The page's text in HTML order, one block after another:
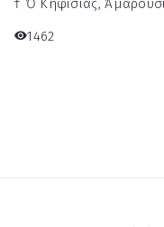
† Ὁ Κηφισίας,
1462